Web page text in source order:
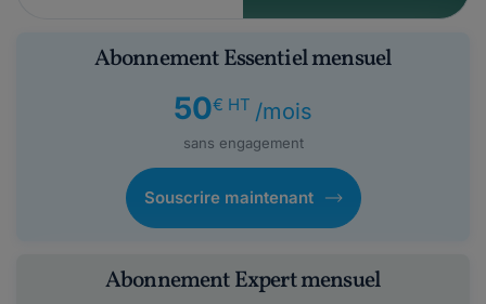
Abonnement Essentiel mensuel
50€ HT /mois
sans engagement
Souscrire maintenant
Abonnement Expert mensuel